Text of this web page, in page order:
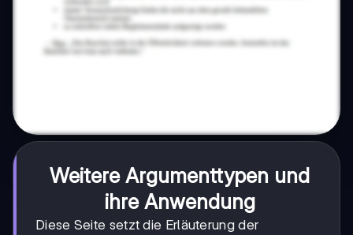
Weitere Argumenttypen und
ihre Anwendung
Diese Seite setzt die Erläuterung der